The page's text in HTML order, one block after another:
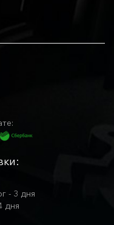
- 3 дня
дня